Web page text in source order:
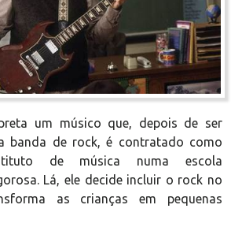
um músico que, depois de ser
banda de rock, é contratado como
de música numa escola
Lá, ele decide incluir o rock no
as crianças em pequenas